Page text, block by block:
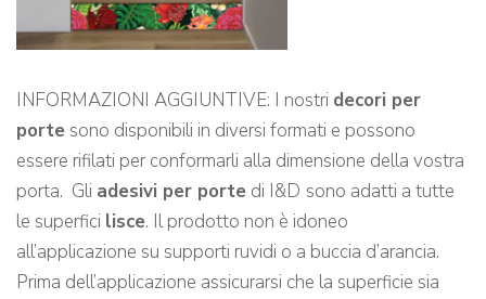
INFORMAZIONI AGGIUNTIVE: I nostri decori per
porte sono disponibili in diversi formati e possono
essere rifilati per conformarli alla dimensione della vostra
porta. Gli adesivi per porte di I&D sono adatti a tutte
le superfici lisce. Il prodotto non è idoneo
all’applicazione su supporti ruvidi o a buccia d’arancia.
Prima dell’applicazione assicurarsi che la superficie sia